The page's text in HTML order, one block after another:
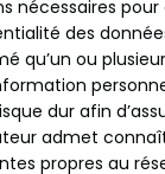
nécessaires pour
des
qu’un ou
dur afin
admet
propres au